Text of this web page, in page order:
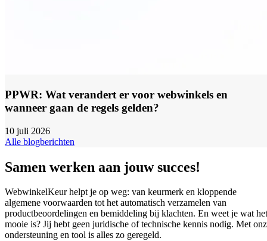
PPWR: Wat verandert er voor webwinkels en
wanneer gaan de regels gelden?
10 juli 2026
Alle blogberichten
Samen werken aan jouw succes!
WebwinkelKeur helpt je op weg: van keurmerk en kloppende
algemene voorwaarden tot het automatisch verzamelen van
productbeoordelingen en bemiddeling bij klachten. En weet je wat het
mooie is? Jij hebt geen juridische of technische kennis nodig. Met
ondersteuning en tool is alles zo geregeld.